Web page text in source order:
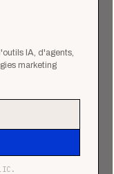
IA, d'agents,
marketing